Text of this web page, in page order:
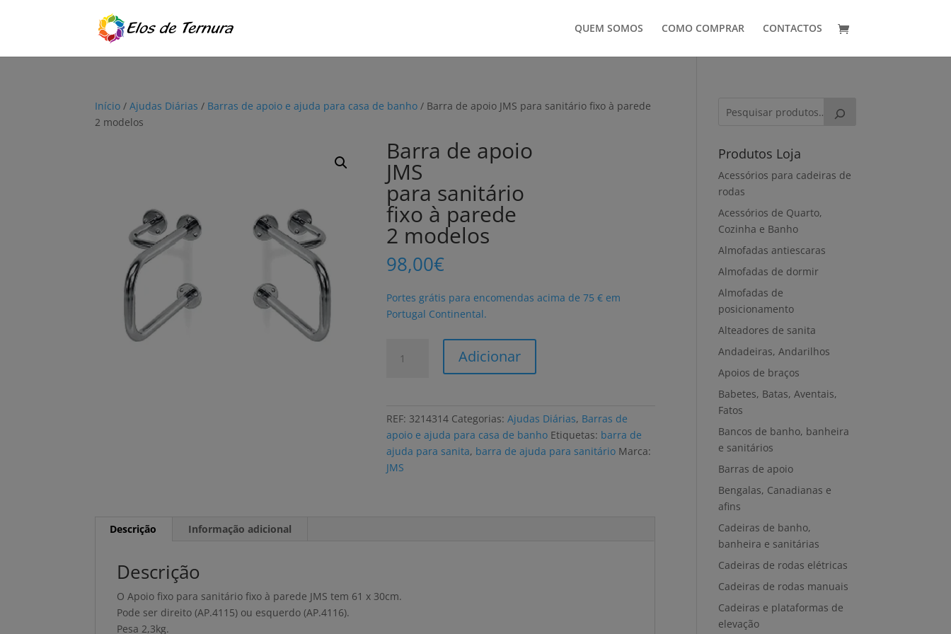
QUEM SOMOS COMO COMPRAR CONTACTOS
Início /Ajudas Diárias / Barras de apoio e ajuda para casa de banho / Barra de apoio JMS para sanitário fixo à parede
2 modelos
Barra de apoio
JMS
para sanitário
fixo à parede
2 modelos
98,00€
Portes grátis para encomendas acima de 75 € em
Portugal Continental.
para
sanitário
fixo
Adicionar
REF: 3214314 Categorias:Ajudas Diárias, Barras de
apoio e ajuda para casa de banho Etiquetas: barra de
ajuda para sanita, barra de ajuda para sanitário Marca:
JMS
Descrição Informação adicional
Descrição
O Apoio fixo para sanitário fixo à parede JMS tem 61 x 30cm.
Pode ser direito (AP.4115) ou esquerdo (AP.4116).
Pesa 2,3kg.
Produtos Loja
Acessórios para cadeiras de
rodas
Acessórios de Quarto,
Cozinha e Banho
Almofadas antiescaras
Almofadas de dormir
Almofadas de
posicionamento
Alteadores de sanita
Andadeiras, Andarilhos
Apoios de braços
Babetes, Batas, Aventais,
Fatos
Bancos de banho, banheira
e sanitários
Barras de apoio
Bengalas, Canadianas e
afins
Cadeiras de banho,
banheira e sanitárias
Cadeiras de rodas elétricas
Cadeiras de rodas manuais
Cadeiras e plataformas de
elevação